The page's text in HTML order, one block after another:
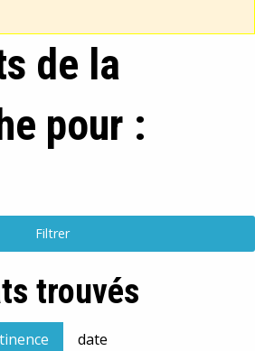
de la
pour :
Filtrer
trouvés
date